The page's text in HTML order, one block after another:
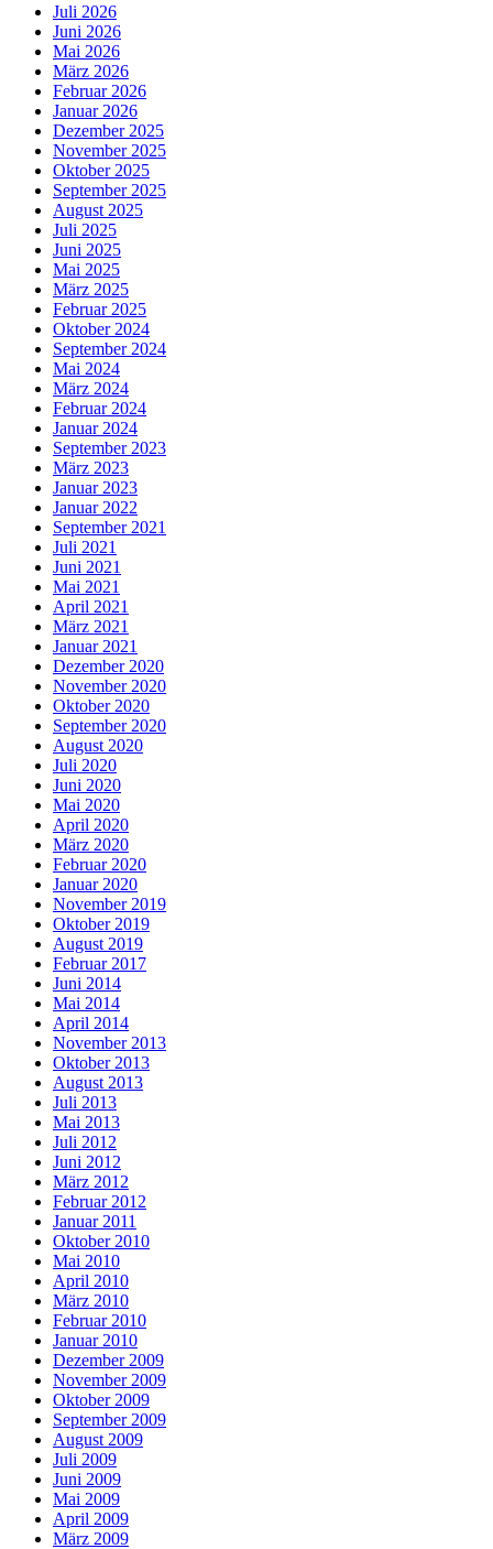
Juli 2026
Juni 2026
Mai 2026
März 2026
Februar 2026
Januar 2026
Dezember 2025
November 2025
Oktober 2025
September 2025
August 2025
Juli 2025
Juni 2025
Mai 2025
März 2025
Februar 2025
Oktober 2024
September 2024
Mai 2024
März 2024
Februar 2024
Januar 2024
September 2023
März 2023
Januar 2023
Januar 2022
September 2021
Juli 2021
Juni 2021
Mai 2021
April 2021
März 2021
Januar 2021
Dezember 2020
November 2020
Oktober 2020
September 2020
August 2020
Juli 2020
Juni 2020
Mai 2020
April 2020
März 2020
Februar 2020
Januar 2020
November 2019
Oktober 2019
August 2019
Februar 2017
Juni 2014
Mai 2014
April 2014
November 2013
Oktober 2013
August 2013
Juli 2013
Mai 2013
Juli 2012
Juni 2012
März 2012
Februar 2012
Januar 2011
Oktober 2010
Mai 2010
April 2010
März 2010
Februar 2010
Januar 2010
Dezember 2009
November 2009
Oktober 2009
September 2009
August 2009
Juli 2009
Juni 2009
Mai 2009
April 2009
März 2009